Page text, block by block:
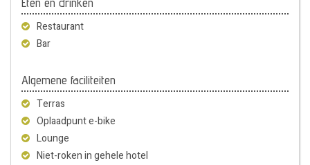
Restaurant
Bar
Algemene faciliteiten
Terras
Oplaadpunt e-bike
Lounge
Niet-roken in gehele hotel